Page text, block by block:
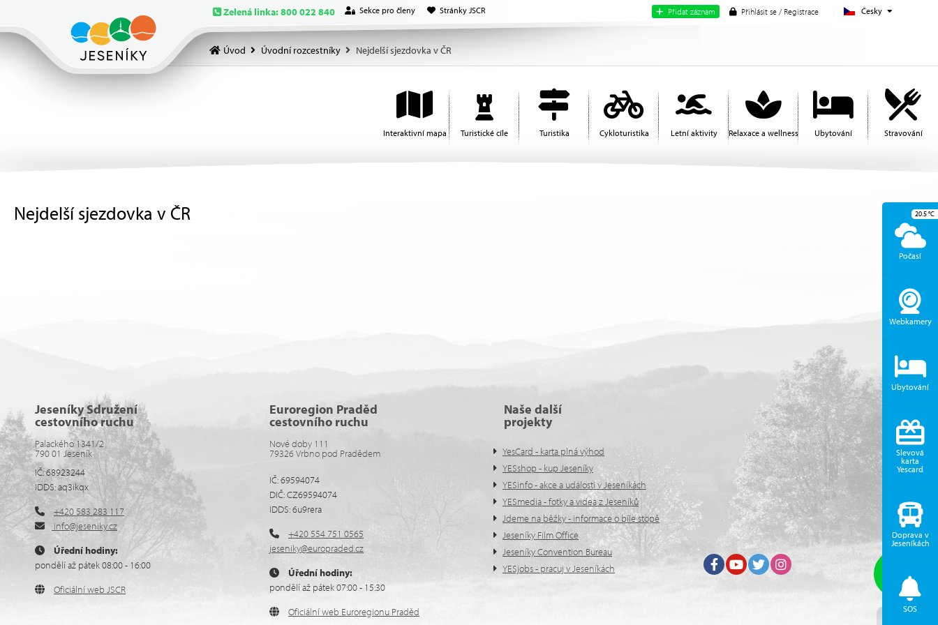
Česky
Přidat záznam Přihlásit se / Registrace
Zelená linka: 800 022 840 Sekce pro členy Stránky JSCR
Úvod Úvodní rozcestníky Nejdelší sjezdovka v ČR
Interaktivní mapa Turistické cíle Turistika Cykloturistika Letní aktivity Relaxace a wellness Ubytování Stravování
Edit
Nejdelší sjezdovka v ČR
Jeseníky Sdružení
cestovního ruchu
Palackého 1341/2
790 01 Jeseník
IČ: 68923244
IDDS: aq3ikqx
+420 583 283 117
info@jeseniky.cz
Úřední hodiny:
pondělí až pátek 08:00 - 16:00
Oficiální web JSCR
Euroregion Praděd
cestovního ruchu
Nové doby 111
79326 Vrbno pod Pradědem
IČ: 69594074
DIČ: CZ69594074
IDDS: 6u9rera
+420 554 751 0565
jeseniky@europraded.cz
Úřední hodiny:
pondělí až pátek 07:00 - 15:30
Oficiální web Euroregionu Praděd
Naše další
projekty
YesCard - karta plná výhod
YESshop - kup Jeseníky
YESinfo - akce a události v Jeseníkách
YESmedia - fotky a videa z Jeseníků
Jdeme na běžky - informace o bíle stopě
Jeseníky Film Office
Jeseníky Convention Bureau
YESjobs - pracuj v Jeseníkách
FacebookYoutubeTwitter Instagram
Počasí
20.5°C
Webkamery
Ubytování
Slevová
karta
Yescard
Doprava v
Jeseníkách
SOS